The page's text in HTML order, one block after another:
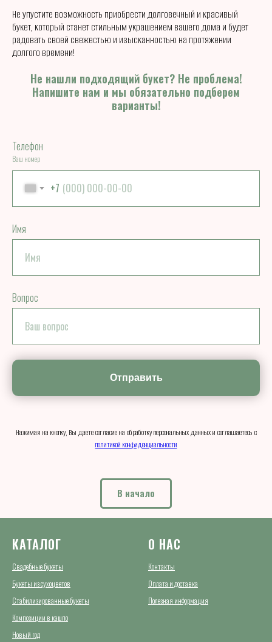
Не упустите возможность приобрести долговечный и красивый
букет, который станет стильным украшением вашего дома и будет
радовать своей свежестью и изысканностью на протяжении
долгого времени!
Не нашли подходящий букет? Не проблема!
Напишите нам и мы обязательно подберем
варианты!
Телефон
Ваш номер
+7
Имя
Вопрос
Отправить
Нажимая на кнопку, Вы даете согласие на обработку персональных данных и соглашаетесь c
политикой конфиденциальности
В начало
КАТАЛОГ
Свадебные букеты
Букеты из сухоцветов
Стабилизированные букеты
Композиции в кашпо
Новый год
О НАС
Контакты
Оплата и доставка
Полезная информация